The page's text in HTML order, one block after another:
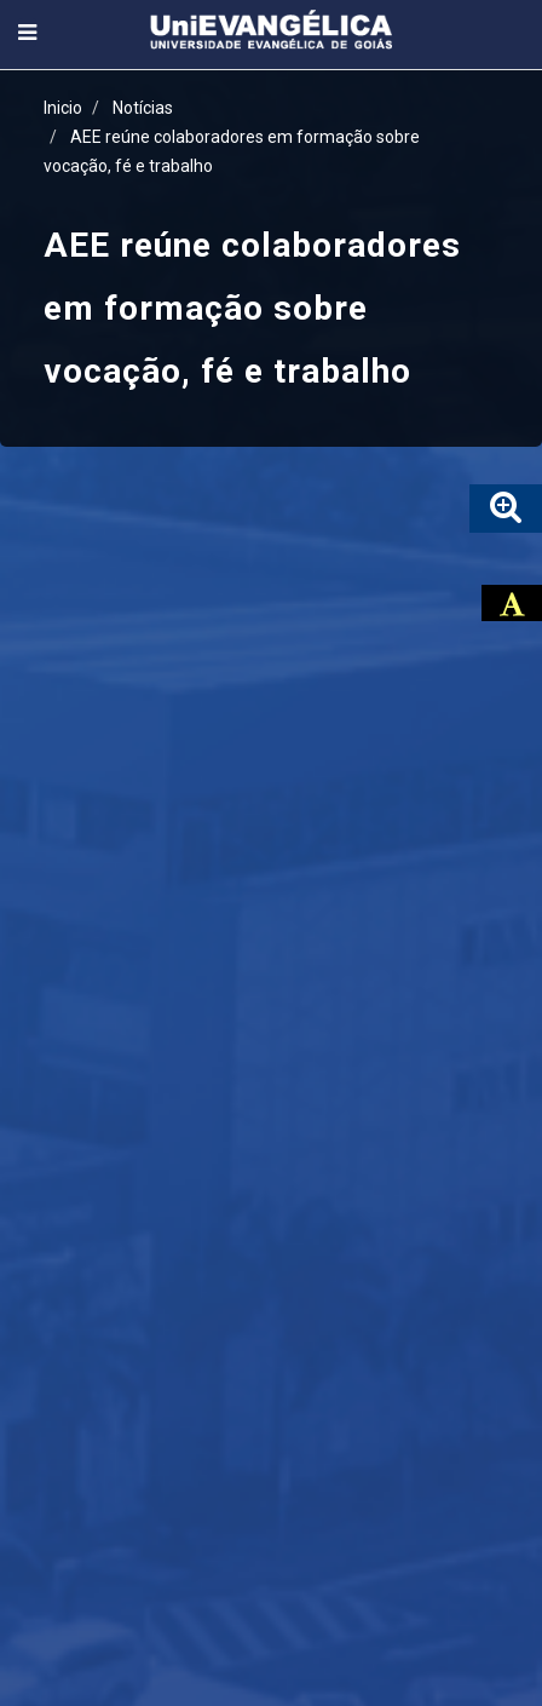
Inicio
Notícias
AEE reúne colaboradores em formação sobre
vocação, fé e trabalho
AEE reúne colaboradores
em formação sobre
vocação, fé e trabalho